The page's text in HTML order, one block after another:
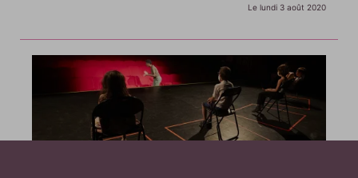
Le lundi 3 août 2020